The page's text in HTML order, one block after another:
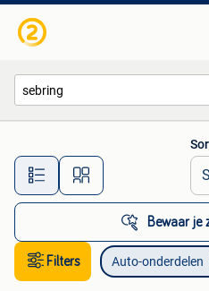
Alle
Bewaar je
Filters Auto-onderdelen